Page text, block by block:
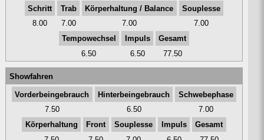
Schritt
8.00
Trab
7.00
Kör­perhal­tung / Balance
7.00
Sou­plesse
7.00
Tempo­wechsel
6.50
Impuls
6.50
Gesamt
77.50
Show­fahren
Vorderbein­gebrauch
7.50
Hinter­bein­gebrauch
6.50
Schwe­bephase
7.00
Kör­perhal­tung
Front
Sou­plesse
Impuls
Gesamt